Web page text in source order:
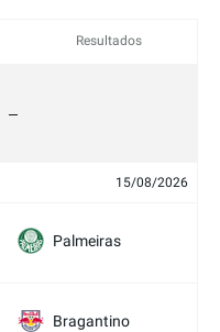
Resultados
15/08/2026
Palmeiras
Bragantino